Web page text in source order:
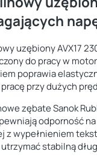
uzębiony AVX17
do pracy w
poprawia
przy dużych
zębate Sanok
odporność
z wypełnieniem
stabilną